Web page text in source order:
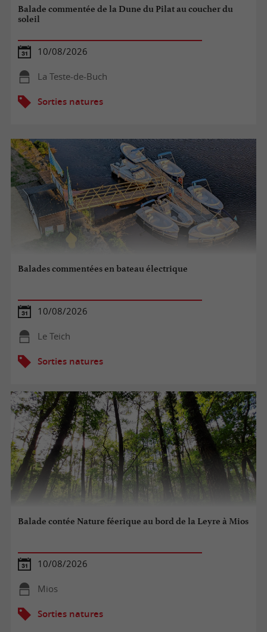
Balade commentée de la Dune du Pilat au coucher du
soleil
10/08/2026
La Teste-de-Buch
Sorties natures
Balades commentées en bateau électrique
10/08/2026
Le Teich
Sorties natures
Balade contée Nature féerique au bord de la Leyre à Mios
10/08/2026
Mios
Sorties natures